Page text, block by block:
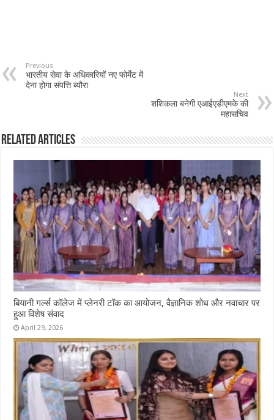
Previous
भारतीय सेवा के अधिकारियों नए फोर्मेट में
देना होगा संपत्ति ब्यौरा
Next
शशिकला बनेगी एआईएडीएमके की
महासचिव
Related Articles
बियानी गर्ल्स कॉलेज में प्लेनरी टॉक का आयोजन, वैज्ञानिक शोध और नवाचार पर
हुआ विशेष संवाद
April 29, 2026